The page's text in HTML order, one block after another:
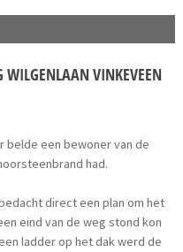
WILGENLAAN VINKEVEEN
belde een bewoner van de
had.
direct een plan om het
eind van de weg stond kon
ladder op het dak werd de